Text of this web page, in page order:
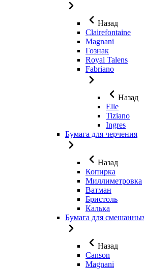
Назад
Clairefontaine
Magnani
Гознак
Royal Talens
Fabriano
Назад
Elle
Tiziano
Ingres
Бумага для черчения
Назад
Копирка
Миллиметровка
Ватман
Бристоль
Калька
Бумага для
Назад
Canson
Magnani